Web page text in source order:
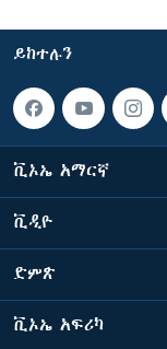
ይከተሉን
ቪኦኤ አማርኛ
ቪዲዮ
ድምጽ
ቪኦኤ አፍሪካ